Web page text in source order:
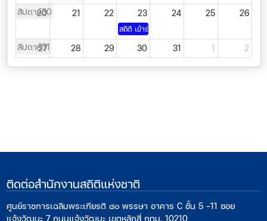
สัปดาห์30
20 21 22 23
สถิติ เข้าร่วมพิธี..
24 25 26
สัปดาห์31
27
สถิติ จัดกิจกรรมพิ..
28 29 30 31 1 2
ติดต่อสำนักงานสถิติแห่งชาติ
ศูนย์ราชการเฉลิมพระเกียรติ ๘๐ พรรษา อาคาร C ชั้น 5 -11 ซอย
แจ้งวัฒนะ 7 ถนนแจ้งวัฒนะ เขตหลักสี่ กทม. 10210